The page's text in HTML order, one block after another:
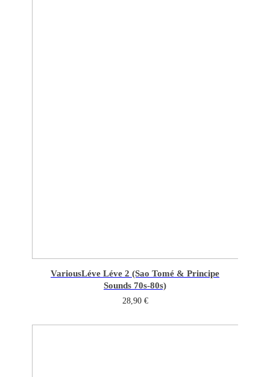
VariousLéve Léve 2 (Sao Tomé & Principe
Sounds 70s-80s)
28,90 €